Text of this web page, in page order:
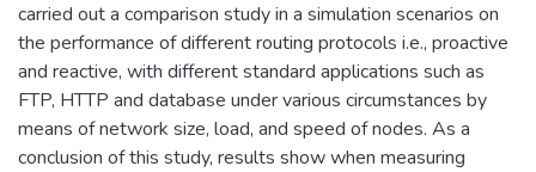
carried out a comparison study in a simulation scenarios on
the performance of different routing protocols i.e., proactive
and reactive, with different standard applications such as
FTP, HTTP and database under various circumstances by
means of network size, load, and speed of nodes. As a
conclusion of this study, results show when measuring